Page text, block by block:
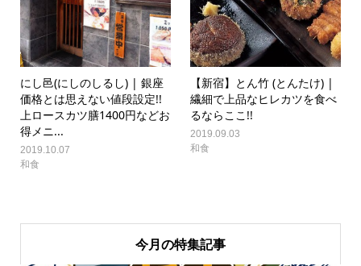
にし邑(にしのしるし) | 銀座
価格とは思えない値段設定!!
上ロースカツ膳1400円などお
得メニ...
2019.10.07
和食
【新宿】とん竹 (とんたけ) |
繊細で上品なヒレカツを食べ
るならここ!!
2019.09.03
和食
今月の特集記事